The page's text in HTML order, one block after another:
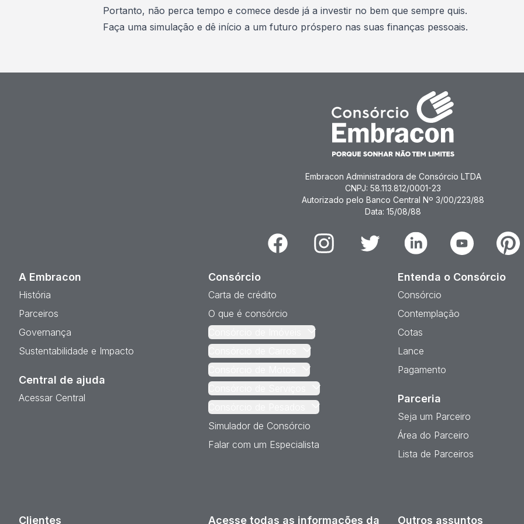
Portanto, não perca tempo e comece desde já a investir no bem que sempre quis.
Faça uma simulação e dê início a um futuro próspero nas suas finanças pessoais.
Embracon Administradora de Consórcio LTDA
CNPJ: 58.113.812/0001-23
Autorizado pelo Banco Central Nº 3/00/223/88
Data: 15/08/88
Facebook Instagram Twitter Linkedin Youtube
A Embracon
História
Parceiros
Governança
Sustentabilidade e Impacto
Central de ajuda
Acessar Central
Consórcio
Carta de crédito
O que é consórcio
Simulador de Consórcio
Falar com um Especialista
Entenda o Consórcio
Consórcio
Contemplação
Cotas
Lance
Pagamento
Parceria
Seja um Parceiro
Área do Parceiro
Lista de Parceiros
Clientes Acesse todas as informações da Outros assuntos